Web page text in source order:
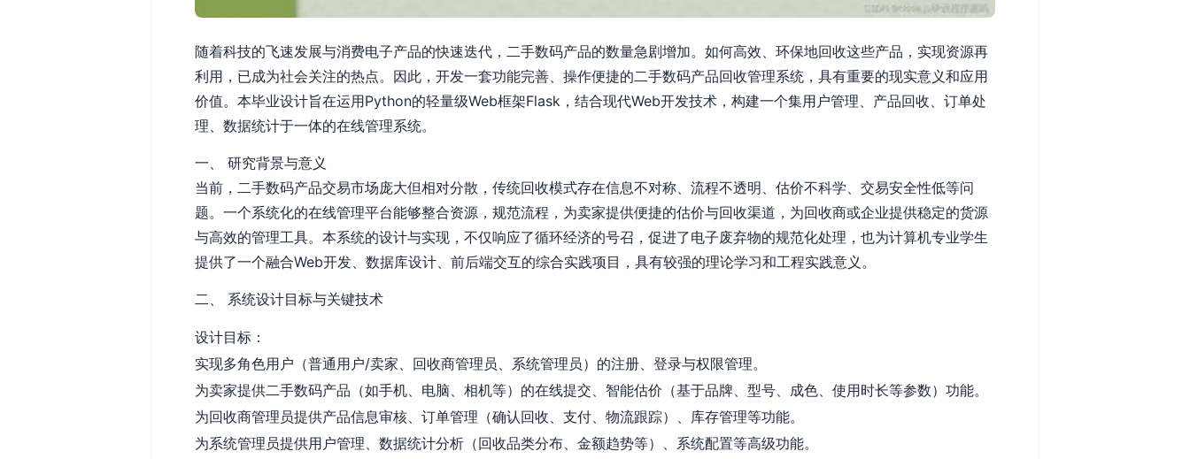
随着科技的飞速发展与消费电子产品的快速迭代，二手数码产品的数量急剧增加。如何高效、环保地回收这些产品，实现资源再
利用，已成为社会关注的热点。因此，开发一套功能完善、操作便捷的二手数码产品回收管理系统，具有重要的现实意义和应用
价值。本毕业设计旨在运用Python的轻量级Web框架Flask，结合现代Web开发技术，构建一个集用户管理、产品回收、订单处
理、数据统计于一体的在线管理系统。
一、 研究背景与意义
当前，二手数码产品交易市场庞大但相对分散，传统回收模式存在信息不对称、流程不透明、估价不科学、交易安全性低等问
题。一个系统化的在线管理平台能够整合资源，规范流程，为卖家提供便捷的估价与回收渠道，为回收商或企业提供稳定的货源
与高效的管理工具。本系统的设计与实现，不仅响应了循环经济的号召，促进了电子废弃物的规范化处理，也为计算机专业学生
提供了一个融合Web开发、数据库设计、前后端交互的综合实践项目，具有较强的理论学习和工程实践意义。
二、 系统设计目标与关键技术
设计目标：
实现多角色用户（普通用户/卖家、回收商管理员、系统管理员）的注册、登录与权限管理。
为卖家提供二手数码产品（如手机、电脑、相机等）的在线提交、智能估价（基于品牌、型号、成色、使用时长等参数）功能。
为回收商管理员提供产品信息审核、订单管理（确认回收、支付、物流跟踪）、库存管理等功能。
为系统管理员提供用户管理、数据统计分析（回收品类分布、金额趋势等）、系统配置等高级功能。